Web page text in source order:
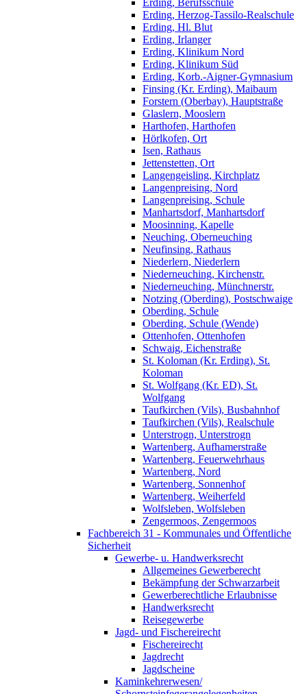
Erding, Berufsschule
Erding, Herzog-Tassilo-Realschule
Erding, Hl. Blut
Erding, Irlanger
Erding, Klinikum Nord
Erding, Klinikum Süd
Erding, Korb.-Aigner-Gymnasium
Finsing (Kr. Erding), Maibaum
Forstern (Oberbay), Hauptstraße
Glaslern, Mooslern
Harthofen, Harthofen
Hörlkofen, Ort
Isen, Rathaus
Jettenstetten, Ort
Langengeisling, Kirchplatz
Langenpreising, Nord
Langenpreising, Schule
Manhartsdorf, Manhartsdorf
Moosinning, Kapelle
Neuching, Oberneuching
Neufinsing, Rathaus
Niederlern, Niederlern
Niederneuching, Kirchenstr.
Niederneuching, Münchnerstr.
Notzing (Oberding), Postschwaige
Oberding, Schule
Oberding, Schule (Wende)
Ottenhofen, Ottenhofen
Schwaig, Eichenstraße
St. Koloman (Kr. Erding), St.
Koloman
St. Wolfgang (Kr. ED), St.
Wolfgang
Taufkirchen (Vils), Busbahnhof
Taufkirchen (Vils), Realschule
Unterstrogn, Unterstrogn
Wartenberg, Aufhamerstraße
Wartenberg, Feuerwehrhaus
Wartenberg, Nord
Wartenberg, Sonnenhof
Wartenberg, Weiherfeld
Wolfsleben, Wolfsleben
Zengermoos, Zengermoos
Fachbereich 31 - Kommunales und Öffentliche
Sicherheit
Gewerbe- u. Handwerksrecht
Allgemeines Gewerberecht
Bekämpfung der Schwarzarbeit
Gewerberechtliche Erlaubnisse
Handwerksrecht
Reisegewerbe
Jagd- und Fischereirecht
Fischereirecht
Jagdrecht
Jagdscheine
Kaminkehrerwesen/